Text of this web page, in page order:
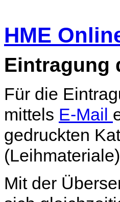
HME
Eintragung
Für die
mittels E-Mail
gedruckten
Mit der